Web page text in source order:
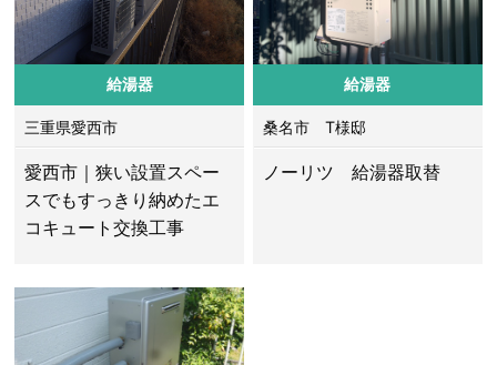
給湯器
三重県愛西市
愛西市｜狭い設置スペー
スでもすっきり納めたエ
コキュート交換工事
給湯器
桑名市 T様邸
ノーリツ 給湯器取替